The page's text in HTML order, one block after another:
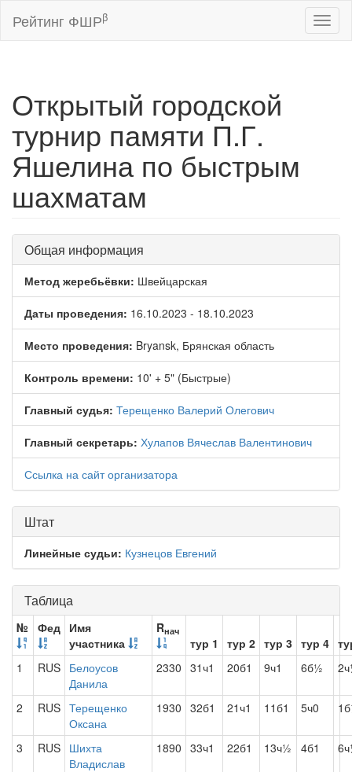
Рейтинг ФШРβ
Открытый городской
турнир памяти П.Г.
Яшелина по быстрым
шахматам
Общая информация
Метод жеребьёвки: Швейцарская
Даты проведения: 16.10.2023 - 18.10.2023
Место проведения: Bryansk, Брянская область
Контроль времени: 10' + 5" (Быстрые)
Главный судья: Терещенко Валерий Олегович
Главный секретарь: Хулапов Вячеслав Валентинович
Ссылка на сайт организатора
Штат
Линейные судьи: Кузнецов Евгений
Таблица
№ Фед Имя
участника
Rнач
тур 1 тур 2 тур 3 тур 4
1
RUS Белоусов
Данила
2330 31ч1 20б1 9ч1 6б½
2 RUS Терещенко
Оксана
1930 32б1 21ч1 11б1 5ч0
3 RUS Шихта
Владислав
1890 33ч1 22б1 13ч½ 4б1